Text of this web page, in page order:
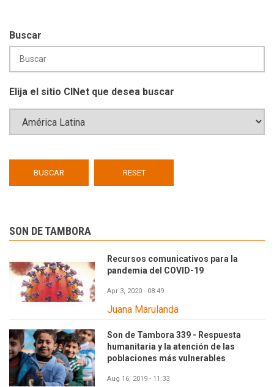
Buscar
Elija el sitio CINet que desea buscar
SON DE TAMBORA
Recursos comunicativos para la
pandemia del COVID-19
Apr 3, 2020 - 08:49
Juana Marulanda
Son de Tambora 339 - Respuesta
humanitaria y la atención de las
poblaciones más vulnerables
Aug 16, 2019 - 11:33